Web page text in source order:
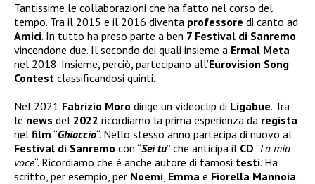
Tantissime le collaborazioni che ha fatto nel corso del
tempo. Tra il 2015 e il 2016 diventa professore di canto ad
Amici. In tutto ha preso parte a ben 7 Festival di Sanremo
vincendone due. Il secondo dei quali insieme a Ermal Meta
nel 2018. Insieme, perciò, partecipano all’Eurovision Song
Contest classificandosi quinti.
Nel 2021 Fabrizio Moro dirige un videoclip di Ligabue. Tra
le news del 2022 ricordiamo la prima esperienza da regista
nel film “Ghiaccio“. Nello stesso anno partecipa di nuovo al
Festival di Sanremo con “Sei tu” che anticipa il CD “La mia
voce“. Ricordiamo che è anche autore di famosi testi. Ha
scritto, per esempio, per Noemi, Emma e Fiorella Mannoia.